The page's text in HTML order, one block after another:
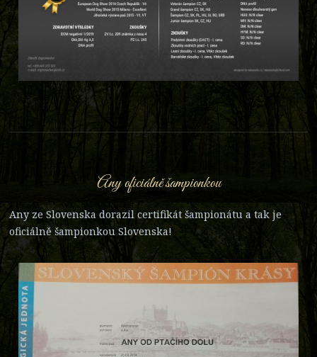
Any oficiálně šampionkou
Any ze Slovenska dorazil certifikát šampionátu a tak je
oficiálně šampionkou Slovenska!